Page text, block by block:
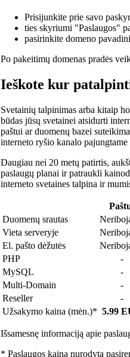
Prisijunkite prie savo
ties skyriumi "Paslaugos"
pasirinkite domeno
Po pakeitimų domenas pradės
Ieškote kur
Svetainių talpinimas arba kitaip
būdas jūsų svetainei atsidurti
paštui ar duomenų bazei
interneto ryšio kanalo pajungtame
Daugiau nei 20 metų patirtis,
paslaugų planai ir patraukli
interneto svetaines talpina ir
Duomenų srautas
Vieta serveryje
El. pašto dėžutės
PHP
-
MySQL
-
Multi-Domain
-
Reseller
-
Užsakymo kaina (mėn.)* 5.99
Išsamesnę informaciją apie
* Paslaugos kaina nurodyta